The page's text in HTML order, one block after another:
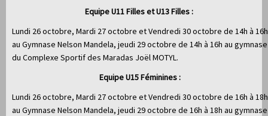
Equipe U11 Filles et U13 Filles :
Lundi 26 octobre, Mardi 27 octobre et Vendredi 30 octobre de 14h à 16h
au Gymnase Nelson Mandela, jeudi 29 octobre de 14h à 16h au gymnase
du Complexe Sportif des Maradas Joël MOTYL.
Equipe U15 Féminines :
Lundi 26 octobre, Mardi 27 octobre et Vendredi 30 octobre de 16h à 18h
au Gymnase Nelson Mandela, jeudi 29 octobre de 16h à 18h au gymnase